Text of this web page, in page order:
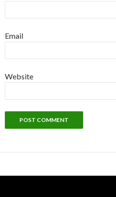
Email
Website